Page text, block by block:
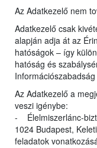
Az Adatkezelő nem
Adatkezelő csak
alapján adja át az
hatóságok – így
hatóság és
Az Adatkezelő a
veszi igénybe:
- Élelmiszerlánc-
1024 Budapest,
feladatok